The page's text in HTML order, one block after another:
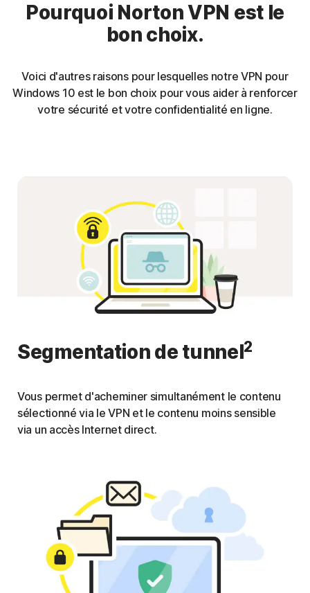
Pourquoi Norton VPN est le
bon choix.
Voici d'autres raisons pour lesquelles notre VPN pour
Windows 10 est le bon choix pour vous aider à renforcer
votre sécurité et votre confidentialité en ligne.
Segmentation de tunnel2
Vous permet d'acheminer simultanément le contenu
sélectionné via le VPN et le contenu moins sensible
via un accès Internet direct.